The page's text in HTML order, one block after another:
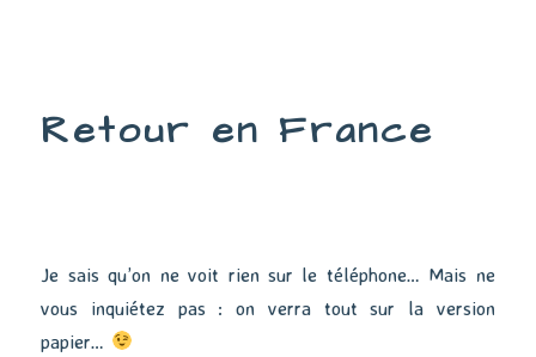
Retour en France
Je sais qu’on ne voit rien sur le téléphone… Mais ne
vous inquiétez pas : on verra tout sur la version
papier…